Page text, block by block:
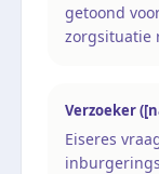
getoond
zorgsituatie
Verzoeker
Eiseres